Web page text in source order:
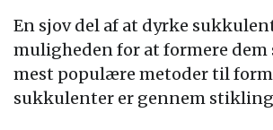
En sjov del af at dyrke
muligheden for at formere dem
mest populære metoder til
sukkulenter er gennem